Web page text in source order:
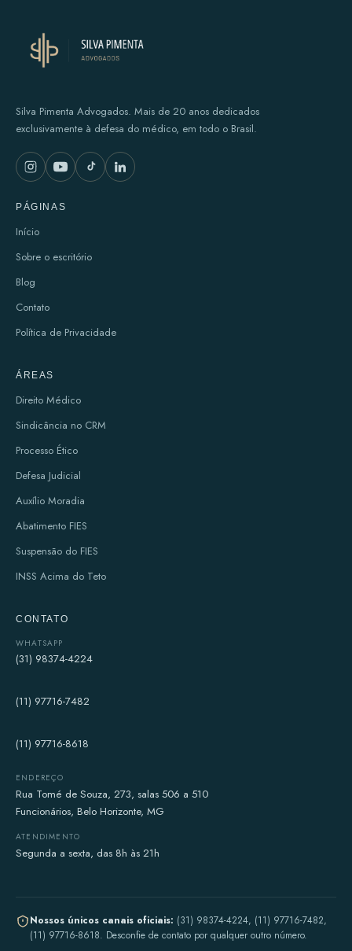
Silva Pimenta Advogados. Mais de 20 anos dedicados
exclusivamente à defesa do médico, em todo o Brasil.
PÁGINAS
Início
Sobre o escritório
Blog
Contato
Política de Privacidade
ÁREAS
Direito Médico
Sindicância no CRM
Processo Ético
Defesa Judicial
Auxílio Moradia
Abatimento FIES
Suspensão do FIES
INSS Acima do Teto
CONTATO
WHATSAPP
(31) 98374-4224
(11) 97716-7482
(11) 97716-8618
ENDEREÇO
Rua Tomé de Souza, 273, salas 506 a 510
Funcionários, Belo Horizonte, MG
ATENDIMENTO
Segunda a sexta, das 8h às 21h
Nossos únicos canais oficiais: (31) 98374-4224, (11) 97716-7482,
(11) 97716-8618. Desconfie de contato por qualquer outro número.